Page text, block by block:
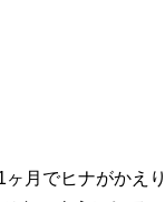
月でヒナがかえ